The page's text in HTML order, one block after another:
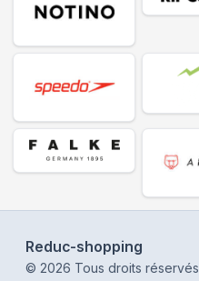
Reduc-shopping
© 2026 Tous droits réservés